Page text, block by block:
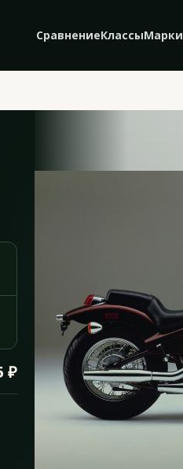
СравнениеКлассыМарки
₽